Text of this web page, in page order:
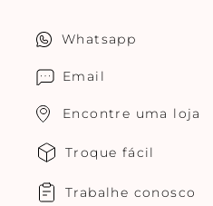
Whatsapp
Email
Encontre uma loja
Troque fácil
Trabalhe conosco